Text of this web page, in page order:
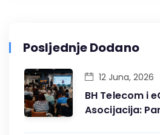
Posljednje Dodano
BH Telecom i
Asocijacija:
12 Juna, 2026